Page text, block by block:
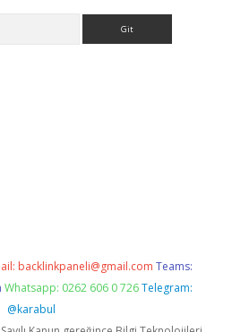
backlinkpaneli@gmail.com Teams:
Whatsapp: 0262 606 0 726 Telegram:
@karabul